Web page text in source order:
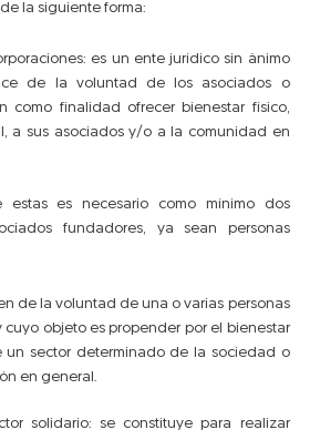
de la siguiente forma:
es un ente jurídico sin ánimo
de la voluntad de los asociados o
como finalidad ofrecer bienestar físico,
a sus asociados y/o a la comunidad en
estas es necesario como mínimo dos
fundadores, ya sean personas
de la voluntad de una o varias personas
cuyo objeto es propender por el bienestar
un sector determinado de la sociedad o
en general.
solidario: se constituye para realizar